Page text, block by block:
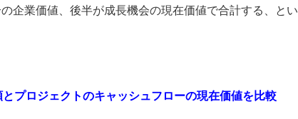
企業価値、後半が成長機会の現在価値で合計する、とい
プロジェクトのキャッシュフローの現在価値を比較